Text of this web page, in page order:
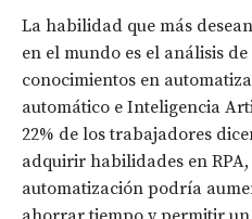
La habilidad que más
en el mundo es el análisis
conocimientos en
automático e Inteligencia
22% de los trabajadores
adquirir habilidades en
automatización podría